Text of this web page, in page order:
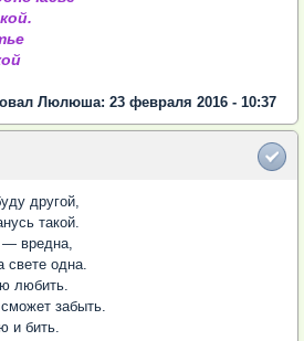
Люлюша: 23 февраля 2016 - 10:37
другой,
такой.
вредна,
свете одна.
любить.
забыть.
и бить.